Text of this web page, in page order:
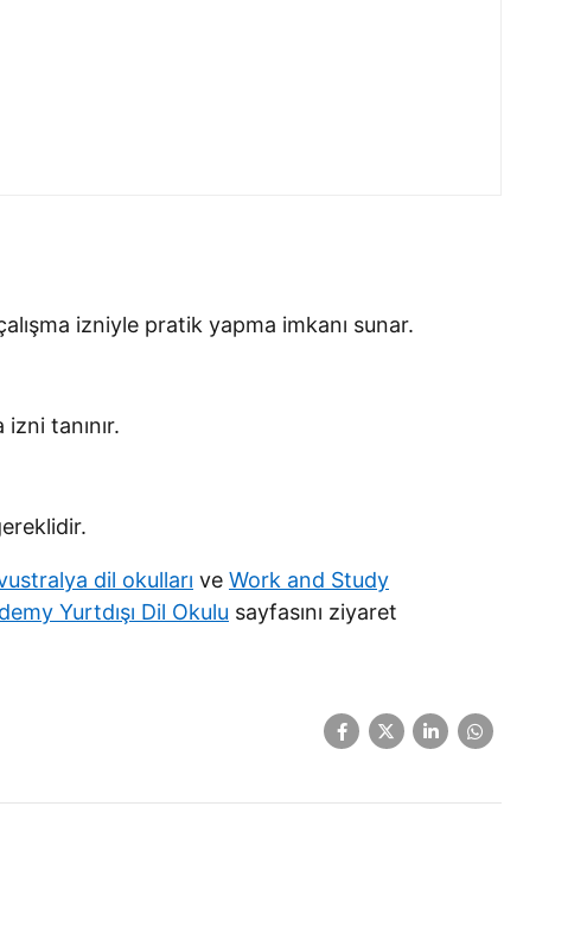
izniyle pratik yapma imkanı sunar.
tanınır.
dil okulları ve Work and Study
Yurtdışı Dil Okulu sayfasını ziyaret